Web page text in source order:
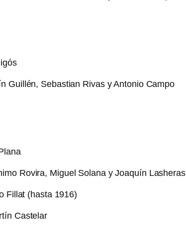
Guillén, Sebastian Rivas y Antonio Campo
Rovira, Miguel Solana y Joaquín Lasheras
Fillat (hasta 1916)
Castelar